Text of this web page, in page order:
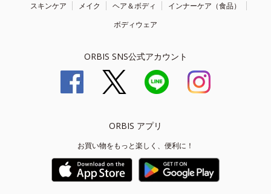
スキンケア メイク ヘア＆ボディ
インナーケア（食品）
ボディウェア
ORBIS SNS公式アカウント
ORBIS アプリ
お買い物をもっと楽しく、便利に！